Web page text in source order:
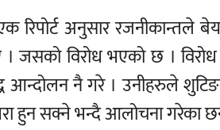
रिपोर्ट अनुसार रजनीकान्तले
। जसको विरोध भएको छ ।
आन्दोलन नै गरे । उनीहरुले
हुन सक्ने भन्दै आलोचना गरेका